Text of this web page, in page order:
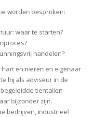
worden besproken:
waar te starten?
handelen?
hart en nieren en eigenaar
hij als adviseur in de
tientallen
bijzonder zijn.
bedrijven, industrieel